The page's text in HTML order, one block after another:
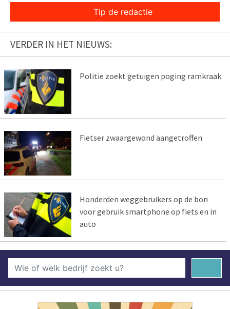
Tip de redactie
VERDER IN HET NIEUWS:
Politie zoekt getuigen poging ramkraak
Fietser zwaargewond aangetroffen
Honderden weggebruikers op de bon
voor gebruik smartphone op fiets en in
auto